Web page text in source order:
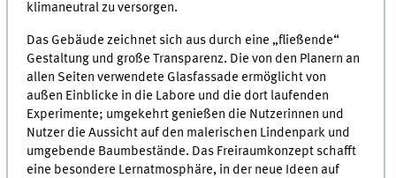
klimaneutral zu versorgen.
Das Gebäude zeichnet sich aus durch eine „fließende“
Gestaltung und große Transparenz. Die von den Planern an
allen Seiten verwendete Glasfassade ermöglicht von
außen Einblicke in die Labore und die dort laufenden
Experimente; umgekehrt genießen die Nutzerinnen und
Nutzer die Aussicht auf den malerischen Lindenpark und
umgebende Baumbestände. Das Freiraumkonzept schafft
eine besondere Lernatmosphäre, in der neue Ideen auf